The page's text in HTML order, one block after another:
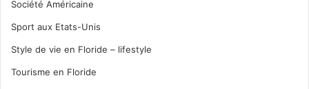
Société Américaine
Sport aux Etats-Unis
Style de vie en Floride – lifestyle
Tourisme en Floride